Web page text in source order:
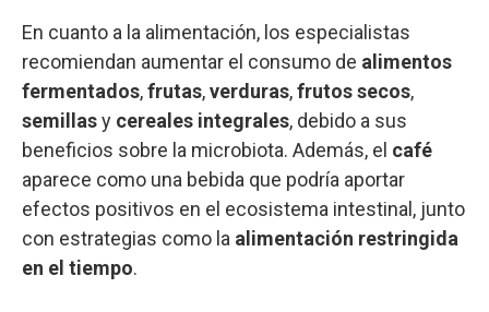
En cuanto a la alimentación, los especialistas
recomiendan aumentar el consumo de alimentos
fermentados,frutas,verduras,frutos secos,
semillasy cereales integrales, debido a sus
beneficios sobre la microbiota. Además, el café
aparece como una bebida que podría aportar
efectos positivos en el ecosistema intestinal, junto
con estrategias como la alimentación restringida
en el tiempo.